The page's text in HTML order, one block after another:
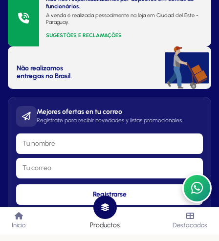
funcionários.
A venda é realizada pessoalmente na loja em Ciudad del Este -
Paraguay.
SUGESTÕES E RECLAMAÇÕES
Não realizamos
entregas no Brasil.
Mejores ofertas en tu correo
Regístrate para recibir novedades y listas promocionales.
Registrarse
Inicio Productos Destacados